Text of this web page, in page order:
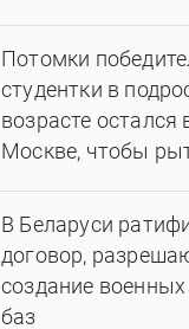
Потомки
студентки в
возрасте
Москве, чтобы
В Беларуси
договор,
создание военных
баз